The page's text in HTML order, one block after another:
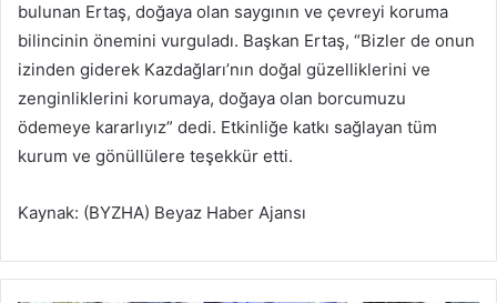
bulunan Ertaş, doğaya olan saygının ve çevreyi koruma
bilincinin önemini vurguladı. Başkan Ertaş, “Bizler de onun
izinden giderek Kazdağları’nın doğal güzelliklerini ve
zenginliklerini korumaya, doğaya olan borcumuzu
ödemeye kararlıyız” dedi. Etkinliğe katkı sağlayan tüm
kurum ve gönüllülere teşekkür etti.
Kaynak: (BYZHA) Beyaz Haber Ajansı